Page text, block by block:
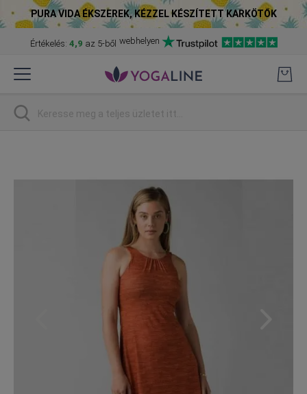
PURA VIDA ÉKSZEREK, KÉZZEL KÉSZÍTETT KARKÖTŐK
Értékelés: 4,9 az 5-ből webhelyen
to
Keresés